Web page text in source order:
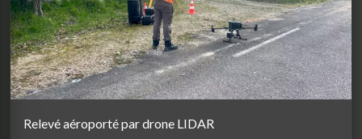
Relevé aéroporté par drone LIDAR